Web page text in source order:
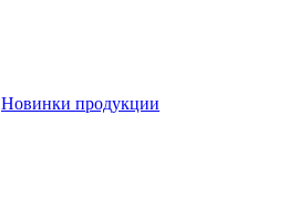
Новинки продукции